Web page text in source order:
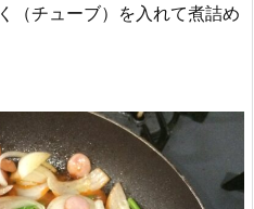
（チューブ）を入れて煮詰め